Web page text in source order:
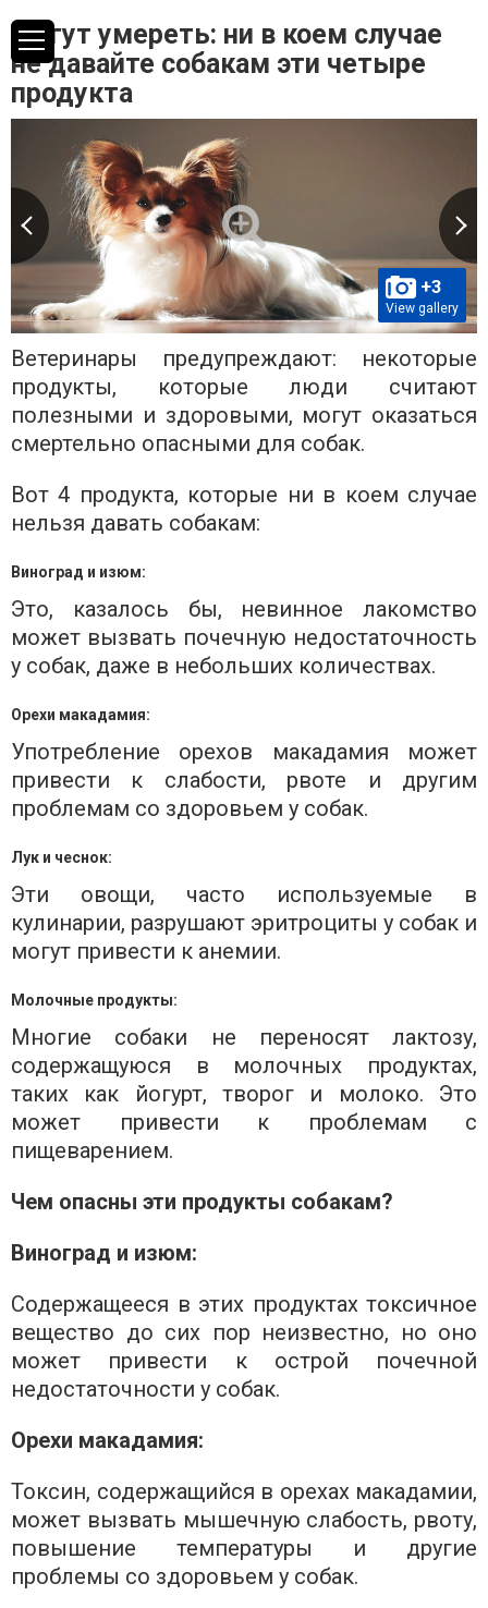
Могут умереть: ни в коем случае
не давайте собакам эти четыре
продукта
+3
View gallery
Ветеринары предупреждают: некоторые
продукты, которые люди считают
полезными и здоровыми, могут оказаться
смертельно опасными для собак.
Вот 4 продукта, которые ни в коем случае
нельзя давать собакам:
Виноград и изюм:
Это, казалось бы, невинное лакомство
может вызвать почечную недостаточность
у собак, даже в небольших количествах.
Орехи макадамия:
Употребление орехов макадамия может
привести к слабости, рвоте и другим
проблемам со здоровьем у собак.
Лук и чеснок:
Эти овощи, часто используемые в
кулинарии, разрушают эритроциты у собак и
могут привести к анемии.
Молочные продукты:
Многие собаки не переносят лактозу,
содержащуюся в молочных продуктах,
таких как йогурт, творог и молоко. Это
может привести к проблемам с
пищеварением.
Чем опасны эти продукты собакам?
Виноград и изюм:
Содержащееся в этих продуктах токсичное
вещество до сих пор неизвестно, но оно
может привести к острой почечной
недостаточности у собак.
Орехи макадамия:
Токсин, содержащийся в орехах макадамии,
может вызвать мышечную слабость, рвоту,
повышение температуры и другие
проблемы со здоровьем у собак.